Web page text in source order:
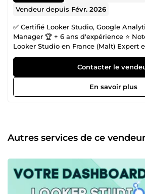
Vendeur depuis Févr. 2026
✅ Certifié Looker Studio, Google
Manager 🏆 + 6 ans d'expérience ⭐
Looker Studio en France (Malt) Expert
Reporting / Dashboards depuis plus
j'accompagne les entreprises à
des dashboards Looker Studio sur
analyses approfondies. Voici des
pour lesquelles vous pouvez faire
toutes vos sources de données :
Piano, BigQuery, Sheets, CRM, réseaux
ERPs et bien plus. ⚙️ Tracking &amp;
place de flux de données automatisés
multi-sources → Mes outils : GA4,
Funnel.io, Google Tag Manager →
Contacter le
En savoir plus
Autres services de ce vendeur